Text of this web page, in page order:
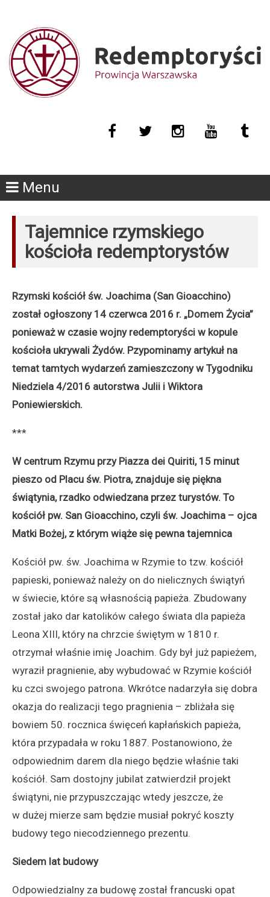
Menu
Tajemnice rzymskiego
kościoła redemptorystów
Rzymski kościół św. Joachima (San Gioacchino)
został ogłoszony 14 czerwca 2016 r. „Domem Życia”
ponieważ w czasie wojny redemptoryści w kopule
kościoła ukrywali Żydów. Pzypominamy artykuł na
temat tamtych wydarzeń zamieszczony w Tygodniku
Niedziela 4/2016 autorstwa Julii i Wiktora
Poniewierskich.
***
W centrum Rzymu przy Piazza dei Quiriti, 15 minut
pieszo od Placu św. Piotra, znajduje się piękna
świątynia, rzadko odwiedzana przez turystów. To
kościół pw. San Gioacchino, czyli św. Joachima – ojca
Matki Bożej, z którym wiąże się pewna tajemnica
Kościół pw. św. Joachima w Rzymie to tzw. kościół
papieski, ponieważ należy on do nielicznych świątyń
w świecie, które są własnością papieża. Zbudowany
został jako dar katolików całego świata dla papieża
Leona XIII, który na chrzcie świętym w 1810 r.
otrzymał właśnie imię Joachim. Gdy był już papieżem,
wyraził pragnienie, aby wybudować w Rzymie kościół
ku czci swojego patrona. Wkrótce nadarzyła się dobra
okazja do realizacji tego pragnienia – zbliżała się
bowiem 50. rocznica święceń kapłańskich papieża,
która przypadała w roku 1887. Postanowiono, że
odpowiednim darem dla niego będzie właśnie taki
kościół. Sam dostojny jubilat zatwierdził projekt
świątyni, nie przypuszczając wtedy jeszcze, że
w dużej mierze sam będzie musiał pokryć koszty
budowy tego niecodziennego prezentu.
Siedem lat budowy
Odpowiedzialny za budowę został francuski opat